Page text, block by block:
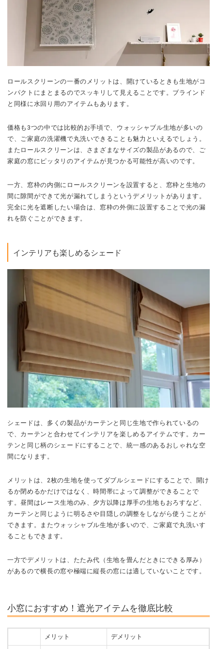
ロールスクリーンの一番のメリットは、開けているときも生地がコ
ンパクトにまとまるのでスッキリして見えることです。 ブラインド
と同様に水回り用のアイテムもあります。
価格も3つの中では比較的お手頃で、ウォッシャブル生地が多いの
で、ご家庭の洗濯機で丸洗いできることも魅力といえるでしょう。
またロールスクリーンは、さまざまなサイズの製品があるので、ご
家庭の窓にピッタリのアイテムが見つかる可能性が高いのです。
一方、窓枠の内側にロールスクリーンを設置すると、窓枠と生地の
間に隙間ができて光が漏れてしまうというデメリットがあります。
完全に光を遮断したい場合は、窓枠の外側に設置することで光の漏
れを防ぐことができます。
インテリアも楽しめるシェード
シェードは、多くの製品がカーテンと同じ生地で作られているの
で、カーテンと合わせてインテリアを楽しめるアイテムです。 カー
テンと同じ柄のシェードにすることで、統一感のあるおしゃれな空
間になります。
メリットは、2枚の生地を使ってダブルシェードにすることで、開け
るか閉めるかだけではなく、時間帯によって調整ができることで
す。昼間はレース生地のみ、夕方以降は厚手の生地もおろすなど、
カーテンと同じように明るさや目隠しの調整をしながら使うことが
できます。
またウォッシャブル生地が多いので、ご家庭で丸洗いす
ることもできます。
一方でデメリットは、たたみ代（生地を畳んだときにできる厚み）
があるので横長の窓や極端に縦長の窓には適していないことです。
小窓におすすめ！遮光アイテムを徹底比較
メリット デメリット